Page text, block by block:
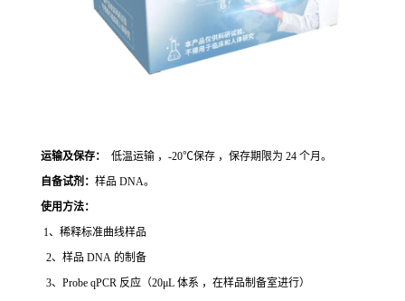
运输及保存：
低温运输 ，-20℃保存 ，保存期限为 24 个月。
自备试剂： 样品 DNA。
使用方法：
1、稀释标准曲线样品
2、样品 DNA 的制备
3、Probe qPCR 反应（20μL 体系 ，在样品制备室进行）